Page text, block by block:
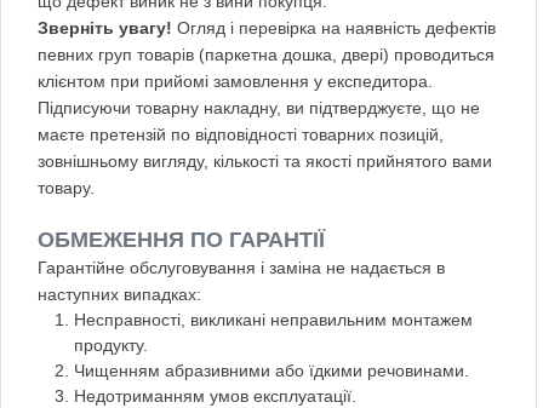
Зверніть увагу! Огляд і перевірка на наявність дефектів
певних груп товарів (паркетна дошка, двері) проводиться
клієнтом при прийомі замовлення у експедитора.
Підписуючи товарну накладну, ви підтверджуєте, що не
маєте претензій по відповідності товарних позицій,
зовнішньому вигляду, кількості та якості прийнятого вами
товару.
ОБМЕЖЕННЯ ПО ГАРАНТІЇ
Гарантійне обслуговування і заміна не надається в
наступних випадках:
Несправності, викликані неправильним монтажем
продукту.
Чищенням абразивними або їдкими речовинами.
Недотриманням умов експлуатації.